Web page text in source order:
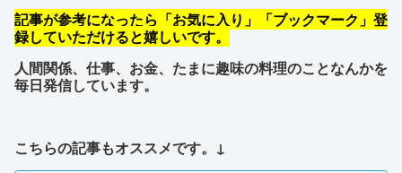
記事が参考になったら「お気に入り」「ブックマーク」登
録していただけると嬉しいです。
人間関係、仕事、お金、たまに趣味の料理のことなんかを
毎日発信しています。
こちらの記事もオススメです。 ↓